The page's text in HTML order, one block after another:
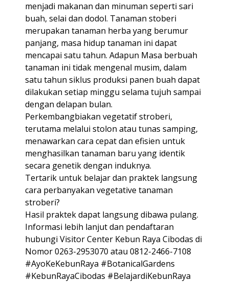
menjadi makanan dan minuman seperti sari
buah, selai dan dodol. Tanaman stoberi
merupakan tanaman herba yang berumur
panjang, masa hidup tanaman ini dapat
mencapai satu tahun. Adapun Masa berbuah
tanaman ini tidak mengenal musim, dalam
satu tahun siklus produksi panen buah dapat
dilakukan setiap minggu selama tujuh sampai
dengan delapan bulan.
Perkembangbiakan vegetatif stroberi,
terutama melalui stolon atau tunas samping,
menawarkan cara cepat dan efisien untuk
menghasilkan tanaman baru yang identik
secara genetik dengan induknya.
Tertarik untuk belajar dan praktek langsung
cara perbanyakan vegetative tanaman
stroberi?
Hasil praktek dapat langsung dibawa pulang.
Informasi lebih lanjut dan pendaftaran
hubungi Visitor Center Kebun Raya Cibodas di
Nomor 0263-2953070 atau 0812-2466-7108
#AyoKeKebunRaya #BotanicalGardens
#KebunRayaCibodas #BelajardiKebunRaya